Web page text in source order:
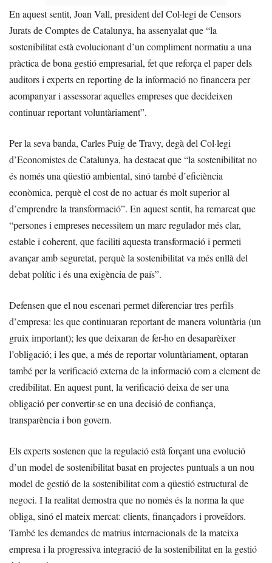
En aquest sentit, Joan Vall, president del Col·legi de Censors
Jurats de Comptes de Catalunya, ha assenyalat que “la
sostenibilitat està evolucionant d’un compliment normatiu a una
pràctica de bona gestió empresarial, fet que reforça el paper dels
auditors i experts en reporting de la informació no financera per
acompanyar i assessorar aquelles empreses que decideixen
continuar reportant voluntàriament”.
Per la seva banda, Carles Puig de Travy, degà del Col·legi
d’Economistes de Catalunya, ha destacat que “la sostenibilitat no
és només una qüestió ambiental, sinó també d’eficiència
econòmica, perquè el cost de no actuar és molt superior al
d’emprendre la transformació”. En aquest sentit, ha remarcat que
“persones i empreses necessitem un marc regulador més clar,
estable i coherent, que faciliti aquesta transformació i permeti
avançar amb seguretat, perquè la sostenibilitat va més enllà del
debat polític i és una exigència de país”.
Defensen que el nou escenari permet diferenciar tres perfils
d’empresa: les que continuaran reportant de manera voluntària (un
gruix important); les que deixaran de fer-ho en desaparèixer
l’obligació; i les que, a més de reportar voluntàriament, optaran
també per la verificació externa de la informació com a element de
credibilitat. En aquest punt, la verificació deixa de ser una
obligació per convertir-se en una decisió de confiança,
transparència i bon govern.
Els experts sostenen que la regulació està forçant una evolució
d’un model de sostenibilitat basat en projectes puntuals a un nou
model de gestió de la sostenibilitat com a qüestió estructural de
negoci. I la realitat demostra que no només és la norma la que
obliga, sinó el mateix mercat: clients, finançadors i proveïdors.
També les demandes de matrius internacionals de la mateixa
empresa i la progressiva integració de la sostenibilitat en la gestió